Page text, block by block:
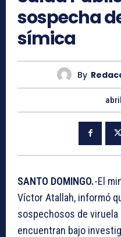
sospecha
símica
By
SANTO DOMINGO.-El
Víctor Atallah, informó
sospechosos de
encuentran bajo